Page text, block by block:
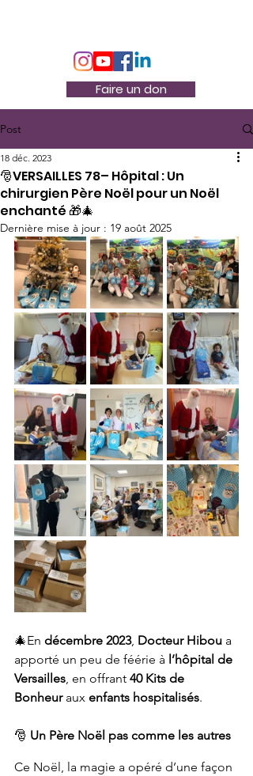
Faire un don
Post
🎅VERSAILLES 78– Hôpital : Un
chirurgien Père Noël pour un Noël
enchanté 🎁🎄
18 déc. 2023
Dernière mise à jour : 19 août 2025
🎄En décembre 2023, Docteur Hibou a
apporté un peu de féérie à l’hôpital de
Versailles, en offrant 40 Kits de
Bonheur aux enfants hospitalisés.
🎅 Un Père Noël pas comme les autres
Ce Noël, la magie a opéré d’une façon